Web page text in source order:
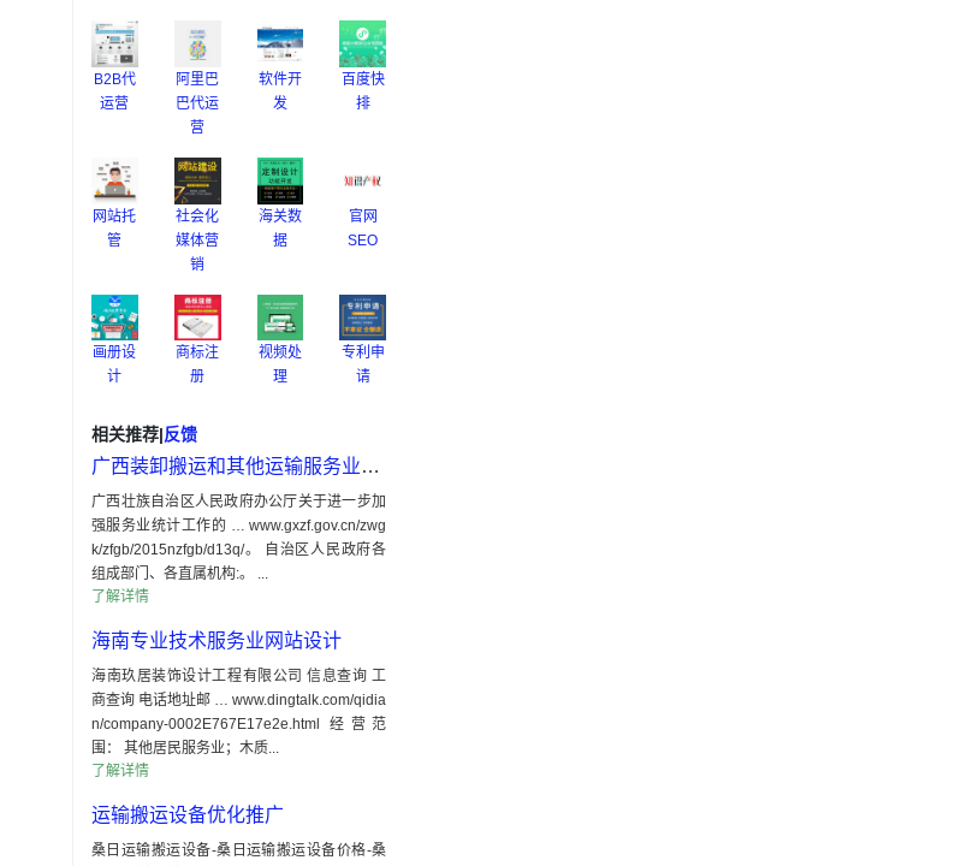
B2B代
运营
阿里巴
巴代运
营
软件开
发
百度快
排
网站托
管
社会化
媒体营
销
海关数
据
官网
SEO
画册设
计
商标注
册
视频处
理
专利申
请
相关推荐|反馈
广西装卸搬运和其他运输服务业网站设计
广西壮族自治区人民政府办公厅关于进一步加
强服务业统计工作的 … www.gxzf.gov.cn/zwg
k/zfgb/2015nzfgb/d13q/。 自治区人民政府各
组成部门、各直属机构:。 ...
了解详情
海南专业技术服务业网站设计
海南玖居装饰设计工程有限公司 信息查询 工
商查询 电话地址邮 … www.dingtalk.com/qidia
n/company-0002E767E17e2e.html 经营范
围： 其他居民服务业；木质...
了解详情
运输搬运设备优化推广
桑日运输搬运设备-桑日运输搬运设备价格-桑